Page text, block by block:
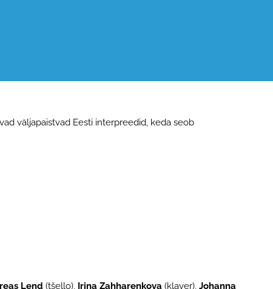
väljapaistvad Eesti interpreedid, keda seob
Lend (tšello), Irina Zahharenkova (klaver), Johanna